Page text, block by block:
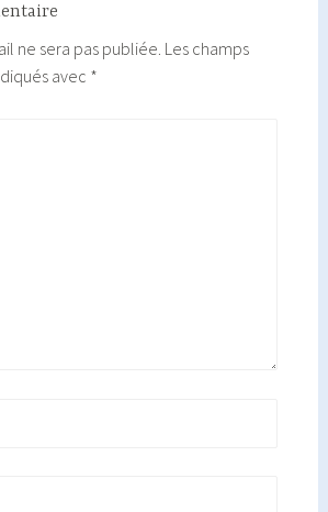
ne sera pas publiée. Les champs
avec *